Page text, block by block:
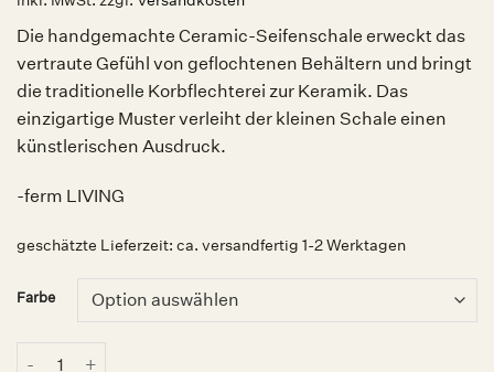
Die handgemachte Ceramic-Seifenschale erweckt das
vertraute Gefühl von geflochtenen Behältern und bringt
die traditionelle Korbflechterei zur Keramik. Das
einzigartige Muster verleiht der kleinen Schale einen
künstlerischen Ausdruck.
-ferm LIVING
geschätzte Lieferzeit: ca. versandfertig 1-2 Werktagen
Farbe